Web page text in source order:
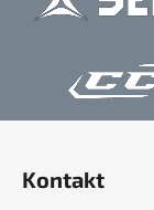
Kontakt